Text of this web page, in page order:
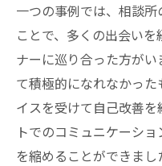
一つの事例では、相談
ことで、多くの出会い
ナーに巡り合った方が
て積極的になれなかっ
イスを受けて自己改善
トでのコミュニケーシ
を縮めることができま